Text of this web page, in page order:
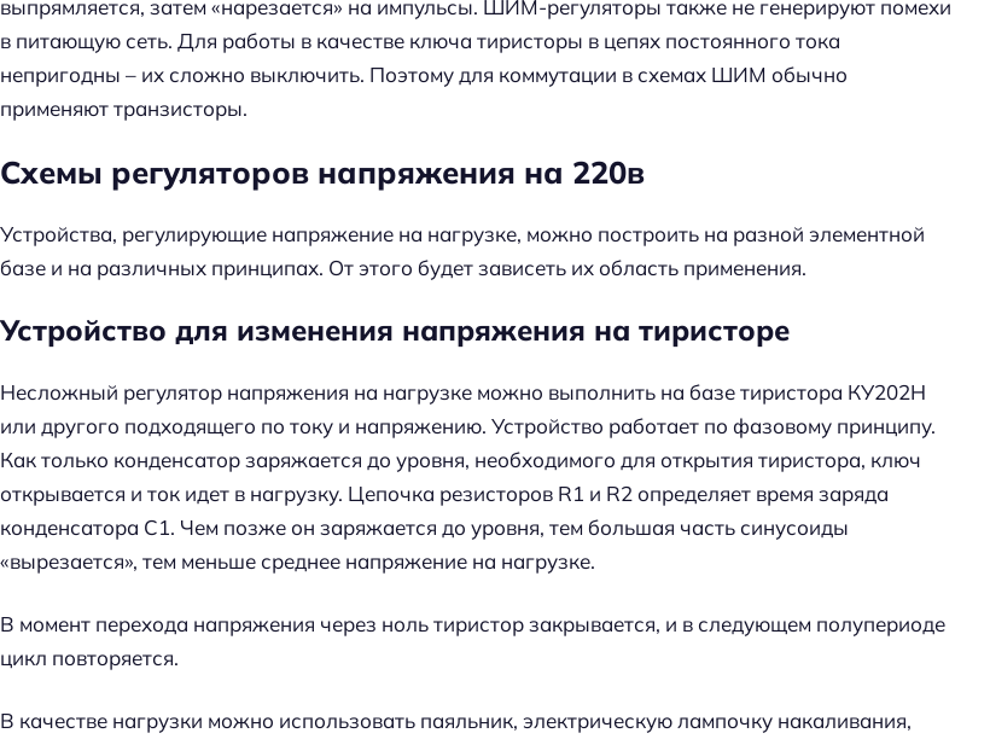
выпрямляется, затем «нарезается» на импульсы. ШИМ-регуляторы также не генерируют помехи
в питающую сеть. Для работы в качестве ключа тиристоры в цепях постоянного тока
непригодны – их сложно выключить. Поэтому для коммутации в схемах ШИМ обычно
применяют транзисторы.
Схемы регуляторов напряжения на 220в
Устройства, регулирующие напряжение на нагрузке, можно построить на разной элементной
базе и на различных принципах. От этого будет зависеть их область применения.
Устройство для изменения напряжения на тиристоре
Несложный регулятор напряжения на нагрузке можно выполнить на базе тиристора КУ202Н
или другого подходящего по току и напряжению. Устройство работает по фазовому принципу.
Как только конденсатор заряжается до уровня, необходимого для открытия тиристора, ключ
открывается и ток идет в нагрузку. Цепочка резисторов R1 и R2 определяет время заряда
конденсатора С1. Чем позже он заряжается до уровня, тем большая часть синусоиды
«вырезается», тем меньше среднее напряжение на нагрузке.
В момент перехода напряжения через ноль тиристор закрывается, и в следующем полупериоде
цикл повторяется.
В качестве нагрузки можно использовать паяльник, электрическую лампочку накаливания,